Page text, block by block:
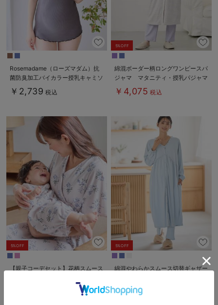
Rosemadame（ローズマダム）抗
菌防臭加工バイカラー授乳キャミソ
ール
￥2,739 税込
5%OFF
綿混ボーダー柄ロングワンピースパ
ジャマ マタニティ・授乳パジャマ
【出産後も長く使える】fairy（フェ
アリー）
￥4,075 税込
5%OFF
【親子コーデセット】花柄スムース
ェ＆2wayオール 出産準備 ギフ
5%OFF
綿混やわらかスムース切替ギャザー
マ【出産後も長く使える】
￥5,690